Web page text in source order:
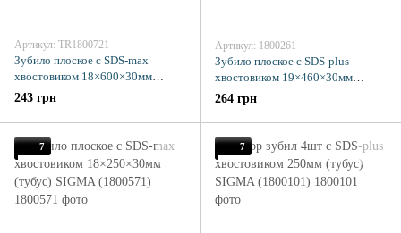
Артикул: TR1800721
Зубило плоское с SDS-max
хвостовиком 18×600×30мм
(тубус) SIGMA (1800721)
243 грн
Артикул: 1800261
Зубило плоское с SDS-plus
хвостовиком 19×460×30мм
SIGMA (1800261)
264 грн
7 7